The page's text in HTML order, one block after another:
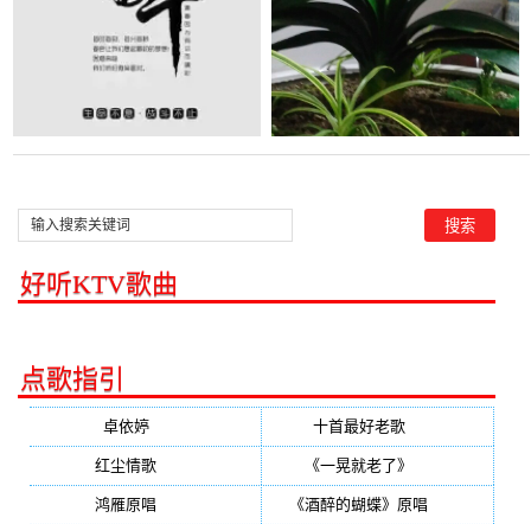
好听KTV歌曲
点歌指引
卓依婷(350) 十首最好老歌(300)
红尘情歌 《一晃就老了》
鸿雁原唱 《酒醉的蝴蝶》原唱